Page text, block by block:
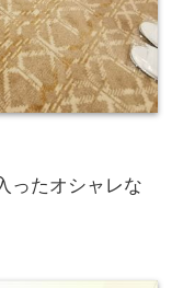
ったオシャレな